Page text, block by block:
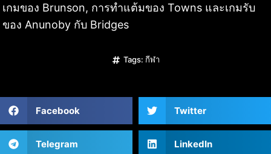
เกมของ Brunson, การทำแต้มของ Towns และเกมรับ
ของ Anunoby กับ Bridges
Tags: กีฬา
Facebook Twitter
Telegram LinkedIn